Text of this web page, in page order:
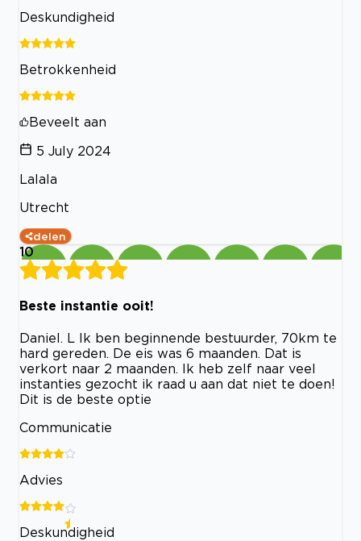
Deskundigheid
Betrokkenheid
Beveelt aan
5 July 2024
Lalala
Utrecht
delen
10
Beste instantie ooit!
Daniel. L Ik ben beginnende bestuurder, 70km te
hard gereden. De eis was 6 maanden. Dat is
verkort naar 2 maanden. Ik heb zelf naar veel
instanties gezocht ik raad u aan dat niet te doen!
Dit is de beste optie
Communicatie
Advies
Deskundigheid